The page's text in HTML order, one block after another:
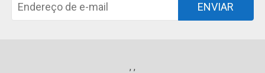
ENVIAR
, ,